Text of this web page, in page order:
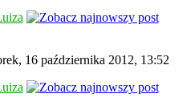
16 października 2012, 13:52